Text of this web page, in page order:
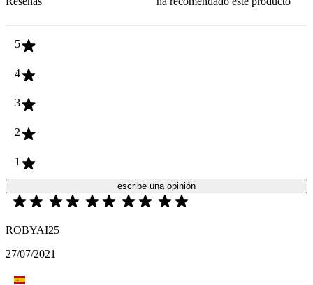
5
4
3
2
1
escribe una opinión
ROBYAI25
27/07/2021